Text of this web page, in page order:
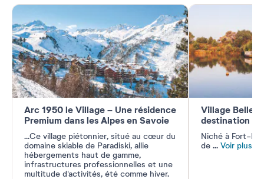
Arc 1950 le Village – Une résidence
Premium dans les Alpes en Savoie
...Ce village piétonnier, situé au cœur du
domaine skiable de Paradiski, allie
hébergements haut de gamme,
infrastructures professionnelles et une
multitude d'activités, été comme hiver.
Village Belle
destination
Niché à Fort-
de ... Voir plus